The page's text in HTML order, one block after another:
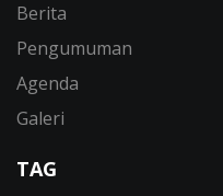
Berita
Pengumuman
Agenda
Galeri
TAG